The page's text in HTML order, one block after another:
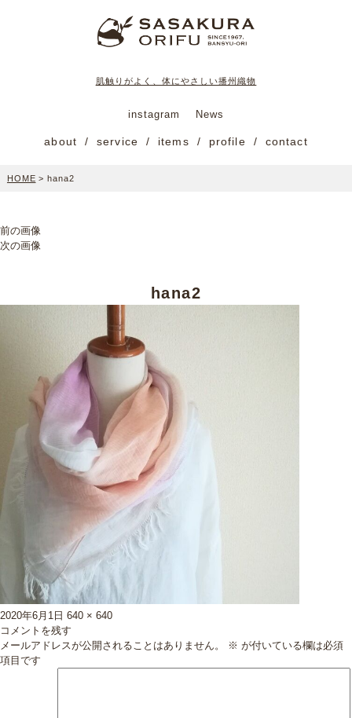
肌触りがよく、体にやさしい播州織物
instagram News
about service items profile contact
HOME >hana2
前の画像
次の画像
hana2
投
稿
日:
2020年6月1日 フ
ル
サ
640 × 640
コメントを残す
メールアドレスが公開されることはありません。
※ が付いている欄は必須
項目です